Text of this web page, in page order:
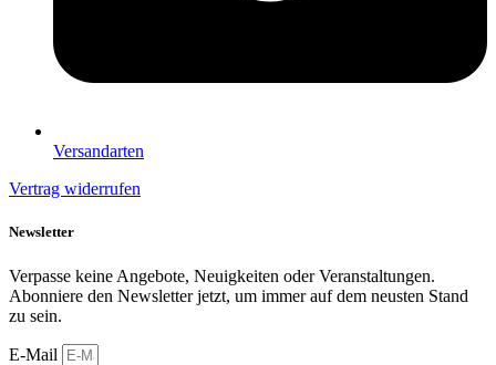
Versandarten
Vertrag widerrufen
Newsletter
Verpasse keine Angebote, Neuigkeiten oder Veranstaltungen.
Abonniere den Newsletter jetzt, um immer auf dem neusten Stand
zu sein.
E-Mail